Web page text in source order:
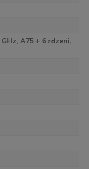
A75 + 6 rdzeni,